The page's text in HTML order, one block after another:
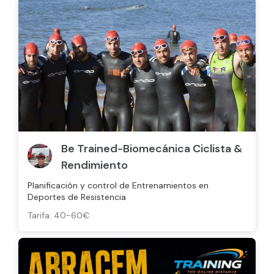
Be Trained-Biomecánica Ciclista &
Rendimiento
Planificación y control de Entrenamientos en
Deportes de Resistencia
Tarifa: 40-60€